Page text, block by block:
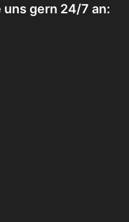
uns gern 24/7 an: